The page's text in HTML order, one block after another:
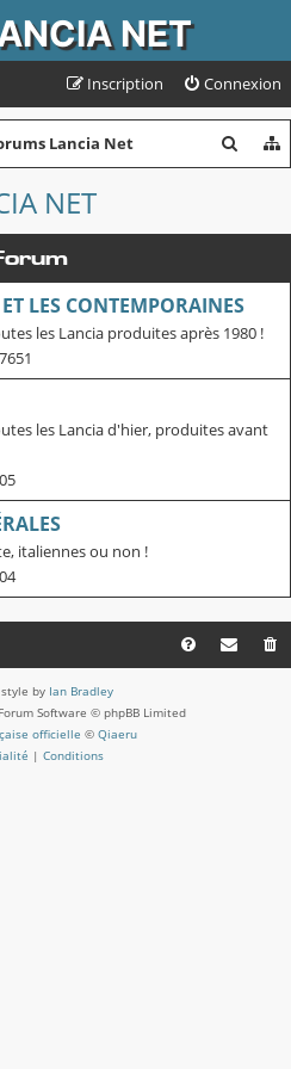
NET
Connexion
Inscription
Lancia Net
e
r
h
NET
LES CONTEMPORAINES
les Lancia produites après 1980 !
les Lancia d'hier, produites avant
italiennes ou non !
by Ian Bradley
Software © phpBB Limited
officielle © Qiaeru
| Conditions